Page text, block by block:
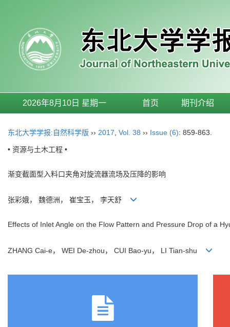
2026年8月10日 星期一 首页 期刊介绍
东北大学学报:自然科学版 ›› 2017 Vol. 38 ›› Issue (6): 859-863.
• 资源与土木工程 •
渐变截面型入料口夹角对旋流器流场及压降的影响
张彩娥， 魏德洲， 崔宝玉， 李天舒
Effects of Inlet Angle on the Flow Pattern and Pressure Drop of a
ZHANG Cai-e， WEI De-zhou， CUI Bao-yu， LI Tian-shu